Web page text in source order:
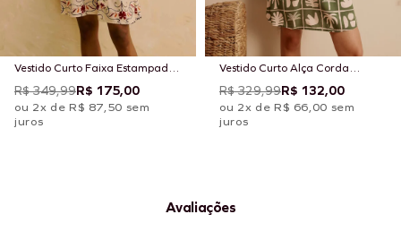
Vestido Curto Faixa Estampado
Flor de Mashua
R$ 349,99R$ 175,00
ou 2x de R$ 87,50 sem
juros
Vestido Curto Alça Corda
Estampado Ybyra
R$ 329,99R$ 132,00
ou 2x de R$ 66,00 sem
juros
Avaliações